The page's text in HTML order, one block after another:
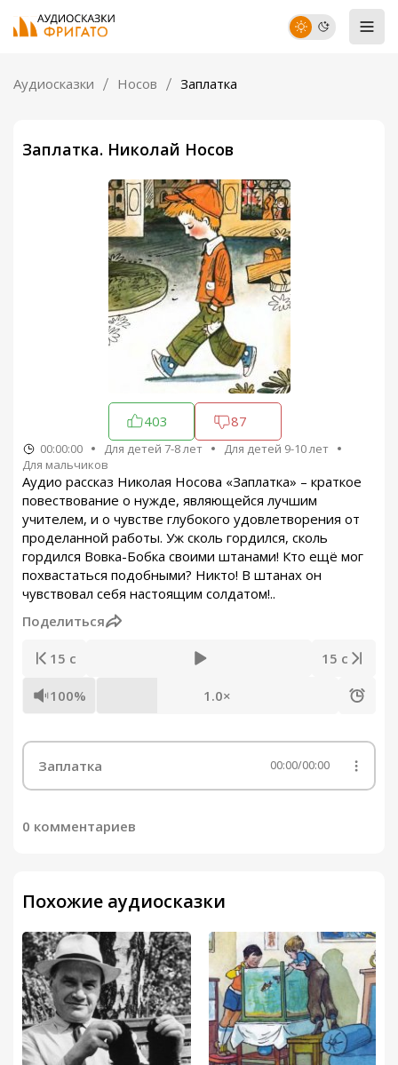
Аудиосказки Носов Заплатка
Заплатка. Николай Носов
403 87
00:00:00 Для детей 7-8 лет
Для детей 9-10 лет
Для мальчиков
Аудио рассказ Николая Носова «Заплатка» – краткое
повествование о нужде, являющейся лучшим
учителем, и о чувстве глубокого удовлетворения от
проделанной работы. Уж сколь гордился, сколь
гордился Вовка-Бобка своими штанами! Кто ещё мог
похвастаться подобными? Никто! В штанах он
чувствовал себя настоящим солдатом!..
Поделиться
15 с 15 с
100% 1.0×
Заплатка 00:00/00:00
0 комментариев
Похожие аудиосказки